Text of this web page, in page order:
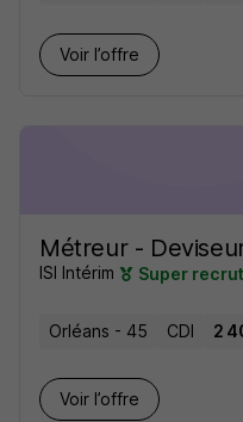
Voir l’offre
Métreur -
ISI Intérim Super
Orléans - 45 CDI 2
Voir l’offre